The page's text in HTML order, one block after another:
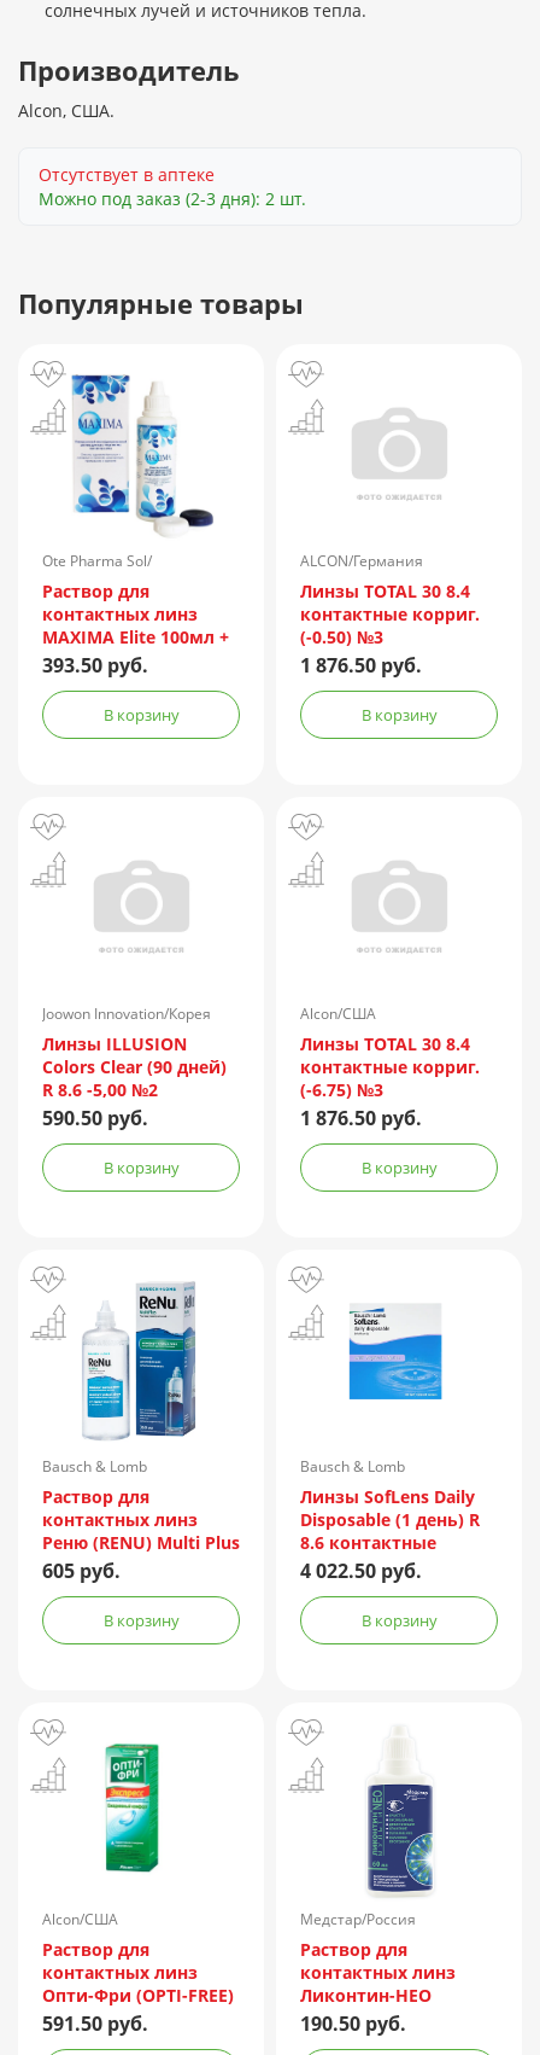
солнечных лучей и источников тепла.
Производитель
Alcon, США.
Отсутствует в аптеке
Можно под заказ (2-3 дня): 2 шт.
Популярные товары
Ote Pharma Sol/
Нидерланды
Раствор для
контактных линз
MAXIMA Elite 100мл +
контейнер
393.50 руб.
В корзину
ALCON/Германия
Линзы TOTAL 30 8.4
контактные корриг.
(-0.50) №3
1 876.50 руб.
В корзину
Joowon Innovation/Корея
Линзы ILLUSION
Colors Clear (90 дней)
R 8.6 -5,00 №2
590.50 руб.
В корзину
Alcon/США
Линзы TOTAL 30 8.4
контактные корриг.
(-6.75) №3
1 876.50 руб.
В корзину
Bausch & Lomb
Incorporated/Италия
Раствор для
контактных линз
Реню (RENU) Multi Plus
360мл + контейнер
605 руб.
В корзину
Bausch & Lomb
Линзы SofLens Daily
Disposable (1 день) R
8.6 контактные
мягкие корриг. -1,50
4 022.50 руб.
В корзину
Alcon/США
Раствор для
контактных линз
Опти-Фри (OPTI-FREE)
Express 355мл +
контейнер
591.50 руб.
Медстар/Россия
Раствор для
контактных линз
Ликонтин-НЕО
Мульти 60мл
190.50 руб.